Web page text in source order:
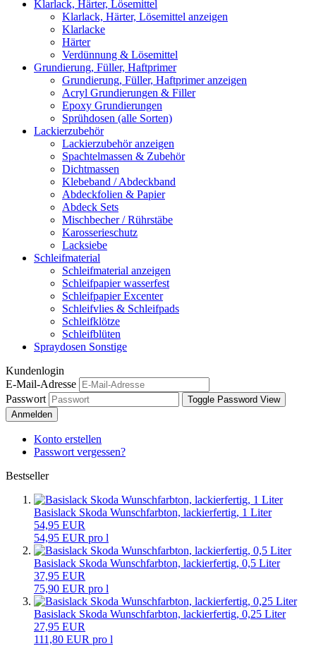
Klarlack, Härter, Lösemittel
Klarlack, Härter, Lösemittel anzeigen
Klarlacke
Härter
Verdünnung & Lösemittel
Grundierung, Füller, Haftprimer
Grundierung, Füller, Haftprimer anzeigen
Acryl Grundierungen & Filler
Epoxy Grundierungen
Sprühdosen (alle Sorten)
Lackierzubehör
Lackierzubehör anzeigen
Spachtelmassen & Zubehör
Dichtmassen
Klebeband / Abdeckband
Abdeckfolien & Papier
Abdeck Sets
Mischbecher / Rührstäbe
Karosserieschutz
Lacksiebe
Schleifmaterial
Schleifmaterial anzeigen
Schleifpapier wasserfest
Schleifpapier Excenter
Schleifvlies & Schleifpads
Schleifklötze
Schleifblüten
Spraydosen Sonstige
Kundenlogin
E-Mail-Adresse
Passwort
Toggle Password View
Anmelden
Konto erstellen
Passwort vergessen?
Bestseller
Basislack Skoda Wunschfarbton, lackierfertig, 1 Liter
54,95 EUR
54,95 EUR pro l
Basislack Skoda Wunschfarbton, lackierfertig, 0,5 Liter
37,95 EUR
75,90 EUR pro l
Basislack Skoda Wunschfarbton, lackierfertig, 0,25 Liter
27,95 EUR
111,80 EUR pro l